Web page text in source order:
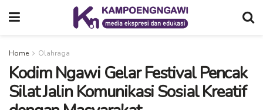
Home Olahraga
Kodim Ngawi Gelar Festival Pencak
Silat Jalin Komunikasi Sosial Kreatif